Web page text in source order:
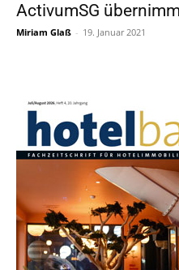
ActivumSG
Miriam Glaß - 19. Januar 2021